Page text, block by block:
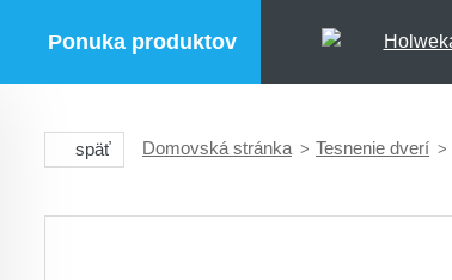
Ponuka produktov
späť Domovská stránka Tesnenie dverí